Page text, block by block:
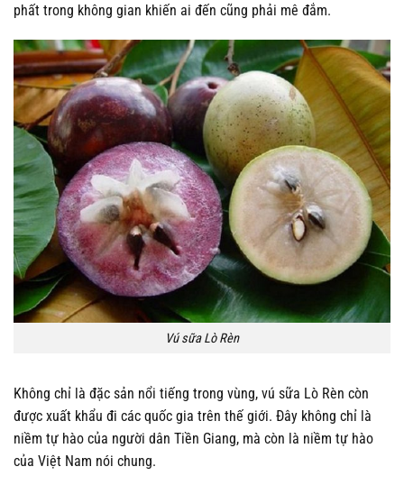
phất trong không gian khiến ai đến cũng phải mê đắm.
Vú sữa Lò Rèn
Không chỉ là đặc sản nổi tiếng trong vùng, vú sữa Lò Rèn còn
được xuất khẩu đi các quốc gia trên thế giới. Đây không chỉ là
niềm tự hào của người dân Tiền Giang, mà còn là niềm tự hào
của Việt Nam nói chung.